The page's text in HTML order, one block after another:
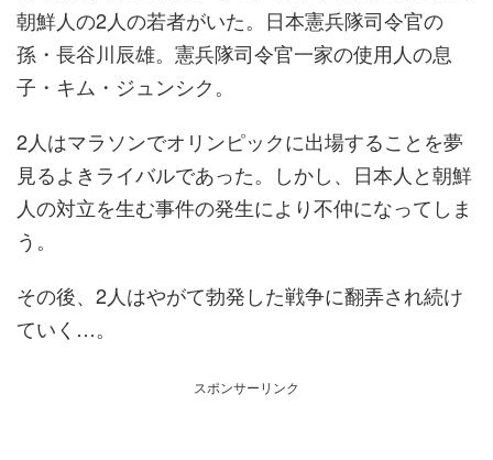
朝鮮人の2人の若者がいた。日本憲兵隊司令官の
孫・長谷川辰雄。憲兵隊司令官一家の使用人の息
子・キム・ジュンシク。
2人はマラソンでオリンピックに出場することを夢
見るよきライバルであった。しかし、日本人と朝鮮
人の対立を生む事件の発生により不仲になってしま
う。
その後、2人はやがて勃発した戦争に翻弄され続け
ていく…。
スポンサーリンク